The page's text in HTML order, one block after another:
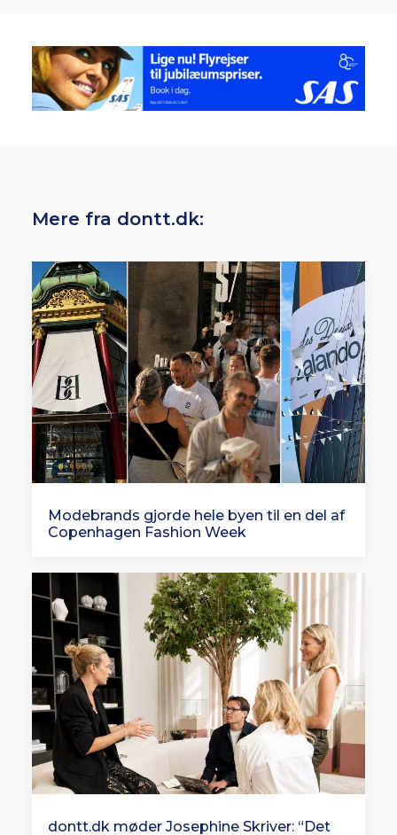
Mere fra dontt.dk:
Modebrands gjorde hele byen til en del af
Copenhagen Fashion Week
dontt.dk møder Josephine Skriver: “Det